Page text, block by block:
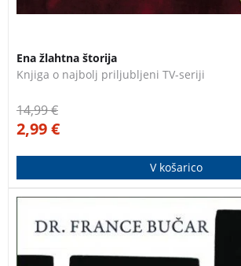
Ena žlahtna štorija
Knjiga o najbolj priljubljeni TV-seriji
14,99€
2,99€
V košarico
Dr. France Bučar v svoji knjigi Rojstvo
predstavlja celovit pogled na slovensko
osamosvajanje.